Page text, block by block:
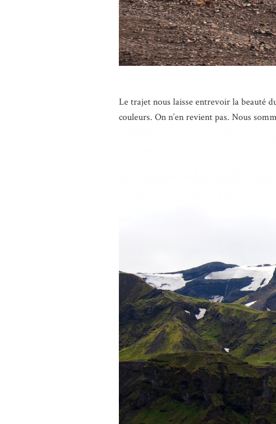
Le trajet nous laisse entrevoir la beauté
couleurs. On n’en revient pas. Nous